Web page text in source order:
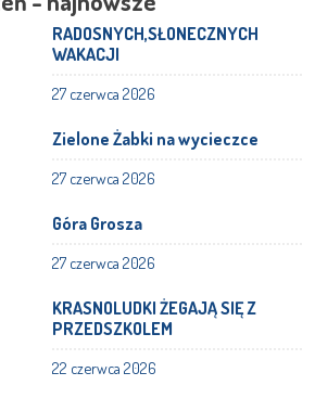
RADOSNYCH,SŁONECZNYCH
WAKACJI
27 czerwca 2026
Zielone Żabki na wycieczce
27 czerwca 2026
Góra Grosza
27 czerwca 2026
KRASNOLUDKI ŻEGAJĄ SIĘ Z
PRZEDSZKOLEM
22 czerwca 2026